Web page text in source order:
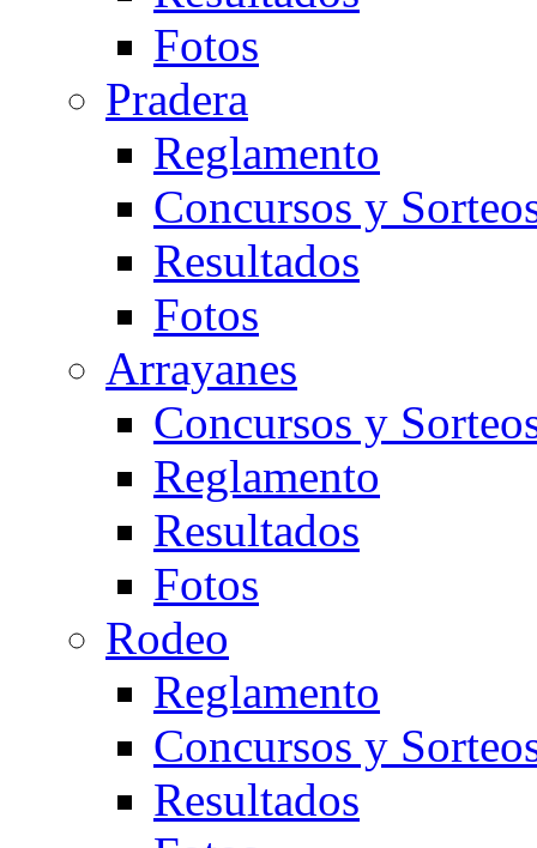
Fotos
Pradera
Reglamento
Concursos y
Resultados
Fotos
Arrayanes
Concursos y
Reglamento
Resultados
Fotos
Rodeo
Reglamento
Concursos y
Resultados